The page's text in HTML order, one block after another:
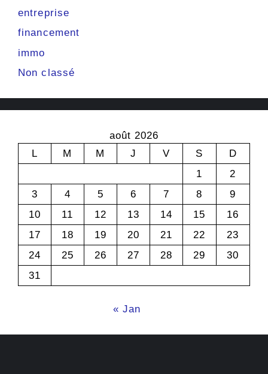
entreprise
financement
immo
Non classé
août 2026
L
M M J V S
D
1
2
3
4 5 6 7 8
9
10
11 12 13 14 15
16
17
18 19 20 21 22
23
24
25 26 27 28 29
30
31
« Jan